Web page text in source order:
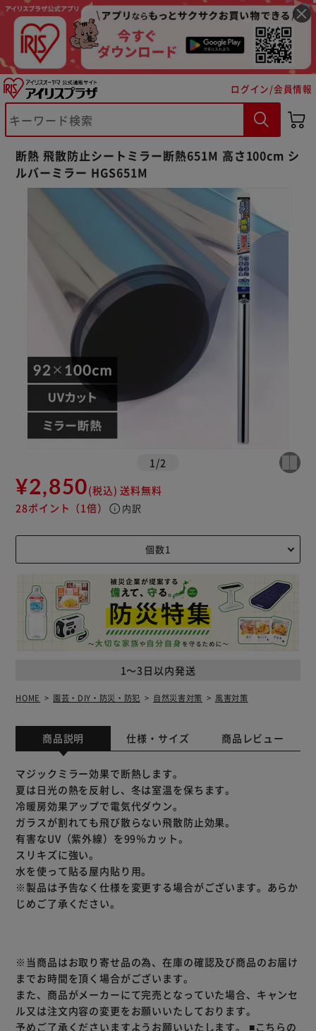
ログイン/会員情報
断熱 飛散防止シートミラー断熱651M 高さ100cm シ
ルバーミラー HGS651M
1 /2
¥2,850(税込) 送料無料
28ポイント （1倍） info 内訳
1～3日以内発送
HOME 園芸・DIY・防災・防犯 自然災害対策 風害対策
商品説明 仕様・サイズ 商品レビュー
マジックミラー効果で断熱します。
夏は日光の熱を反射し、冬は室温を保ちます。
冷暖房効果アップで電気代ダウン。
ガラスが割れても飛び散らない飛散防止効果。
有害なUV（紫外線）を99％カット。
スリキズに強い。
水を使って貼る屋内貼り用。
※製品は予告なく仕様を変更する場合がございます。あらか
じめご了承ください。
※当商品はお取り寄せ品の為、在庫の確認及び商品のお届け
までお時間を頂く場合がございます。
また、商品がメーカーにて完売となっていた場合、キャンセ
ル又は注文内容の変更をお願いいたしております。
予めご了承くださいますようお願いいたします。 ■こちらの
※ご確認ください
カートに入れる